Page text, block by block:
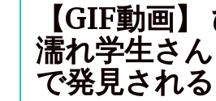
【GIF動画】
濡れ学生さ
で発見される